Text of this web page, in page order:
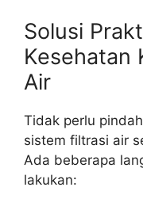
Solusi
Kesehatan
Air
Tidak perlu
sistem filtrasi air
Ada beberapa
lakukan: